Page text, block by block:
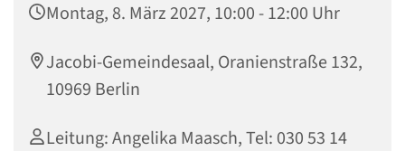
Montag, 8. März 2027, 10:00 - 12:00 Uhr
Jacobi-Gemeindesaal, Oranienstraße 132,
10969 Berlin
Leitung: Angelika Maasch, Tel: 030 53 14